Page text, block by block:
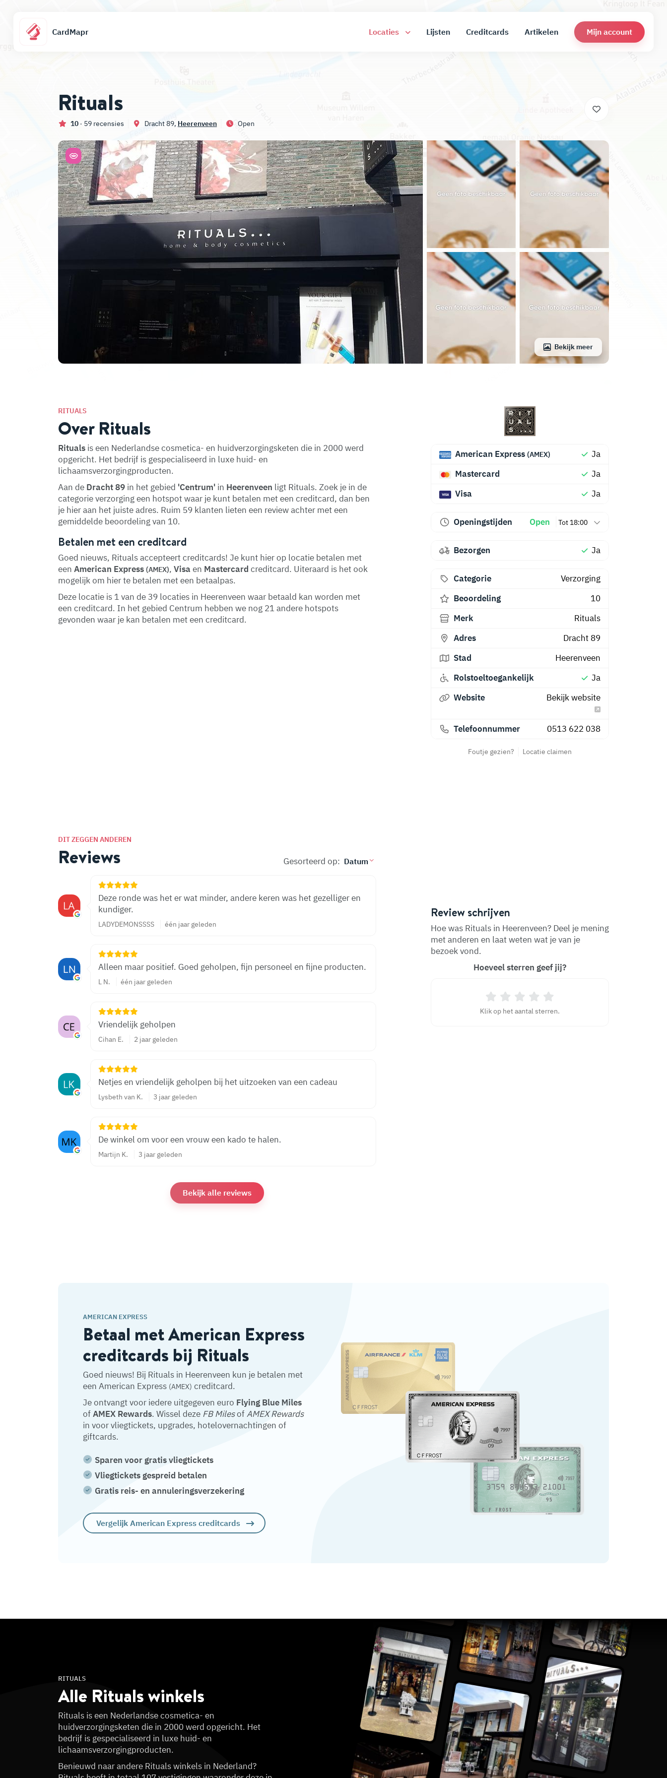
CardMapr Locaties Lijsten Creditcards Artikelen Mijn account
Rituals
10 · 59 recensies Dracht 89, Heerenveen Open
Bekijk meer
RITUALS
Over Rituals
Rituals is een Nederlandse cosmetica- en huidverzorgingsketen die in 2000 werd
opgericht. Het bedrijf is gespecialiseerd in luxe huid- en
lichaamsverzorgingproducten.
Aan de Dracht 89 in het gebied 'Centrum' in Heerenveen ligt Rituals. Zoek je in de
categorie verzorging een hotspot waar je kunt betalen met een creditcard, dan ben
je hier aan het juiste adres. Ruim 59 klanten lieten een review achter met een
gemiddelde beoordeling van 10.
Betalen met een creditcard
Goed nieuws, Rituals accepteert creditcards! Je kunt hier op locatie betalen met
een American Express (AMEX), Visa en Mastercard creditcard. Uiteraard is het ook
mogelijk om hier te betalen met een betaalpas.
Deze locatie is 1 van de 39 locaties in Heerenveen waar betaald kan worden met
een creditcard. In het gebied Centrum hebben we nog 21 andere hotspots
gevonden waar je kan betalen met een creditcard.
American Express (AMEX)
Ja
Mastercard
Ja
Visa
Ja
Openingstijden Open Tot 18:00
Bezorgen Ja
Categorie
Verzorging
Beoordeling
10
Merk
Rituals
Adres
Dracht 89
Stad
Heerenveen
Rolstoeltoegankelijk
Ja
Website
Bekijk website
Telefoonnummer 0513 622 038
Foutje gezien? Locatie claimen
DIT ZEGGEN ANDEREN
Reviews Gesorteerd op:
Deze ronde was het er wat minder, andere keren was het gezelliger en
kundiger.
LADYDEMONSSSS één jaar geleden
Alleen maar positief. Goed geholpen, fijn personeel en fijne producten.
L N. één jaar geleden
Vriendelijk geholpen
Cihan E. 2 jaar geleden
Netjes en vriendelijk geholpen bij het uitzoeken van een cadeau
Lysbeth van K. 3 jaar geleden
De winkel om voor een vrouw een kado te halen.
Martijn K. 3 jaar geleden
Bekijk alle reviews
Review schrijven
Hoe was Rituals in Heerenveen? Deel je mening
met anderen en laat weten wat je van je
bezoek vond.
Hoeveel sterren geef jij?
Klik op het aantal sterren.
AMERICAN EXPRESS
Betaal met American Express
creditcards bij Rituals
Goed nieuws! Bij Rituals in Heerenveen kun je betalen met
een American Express (AMEX) creditcard.
Je ontvangt voor iedere uitgegeven euro Flying Blue Miles
ofAMEX Rewards. Wissel deze FB MilesofAMEX Rewards
in voor vliegtickets, upgrades, hotelovernachtingen of
giftcards.
Sparen voor gratis vliegtickets
Vliegtickets gespreid betalen
Gratis reis- en annuleringsverzekering
Vergelijk American Express creditcards
RITUALS
Alle Ritualswinkels
Rituals is een Nederlandse cosmetica- en
huidverzorgingsketen die in 2000 werd opgericht. Het
bedrijf is gespecialiseerd in luxe huid- en
lichaamsverzorgingproducten.
Benieuwd naar andere Rituals winkels in Nederland?